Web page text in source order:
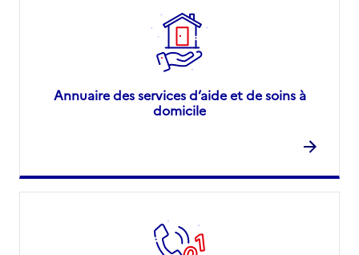
Annuaire des services d’aide et de soins à
domicile